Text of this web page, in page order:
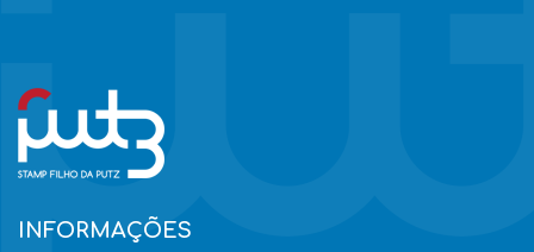
INFORMAÇÕES